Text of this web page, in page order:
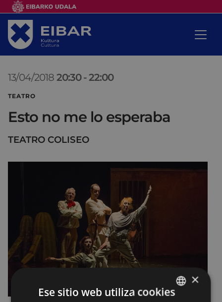
13/04/2018 20:30 -22:00
TEATRO
Esto no me lo esperaba
TEATRO COLISEO
×
Ese sitio web utiliza cookies